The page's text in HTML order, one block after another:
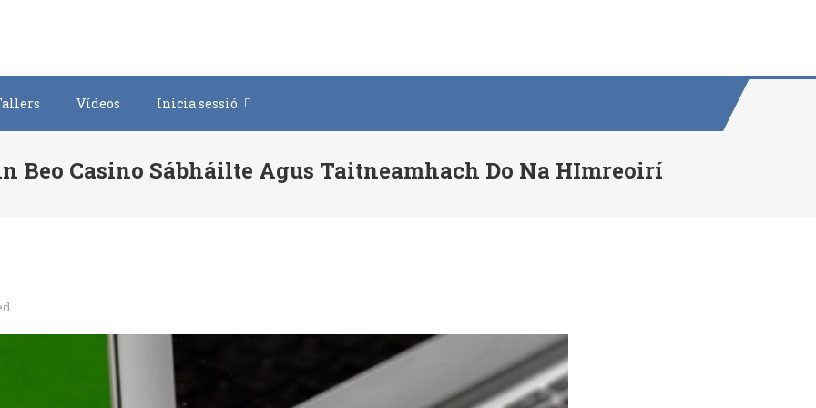
Vídeos Inicia sessió
Beo Casino Sábháilte Agus Taitneamhach Do Na HImreoirí